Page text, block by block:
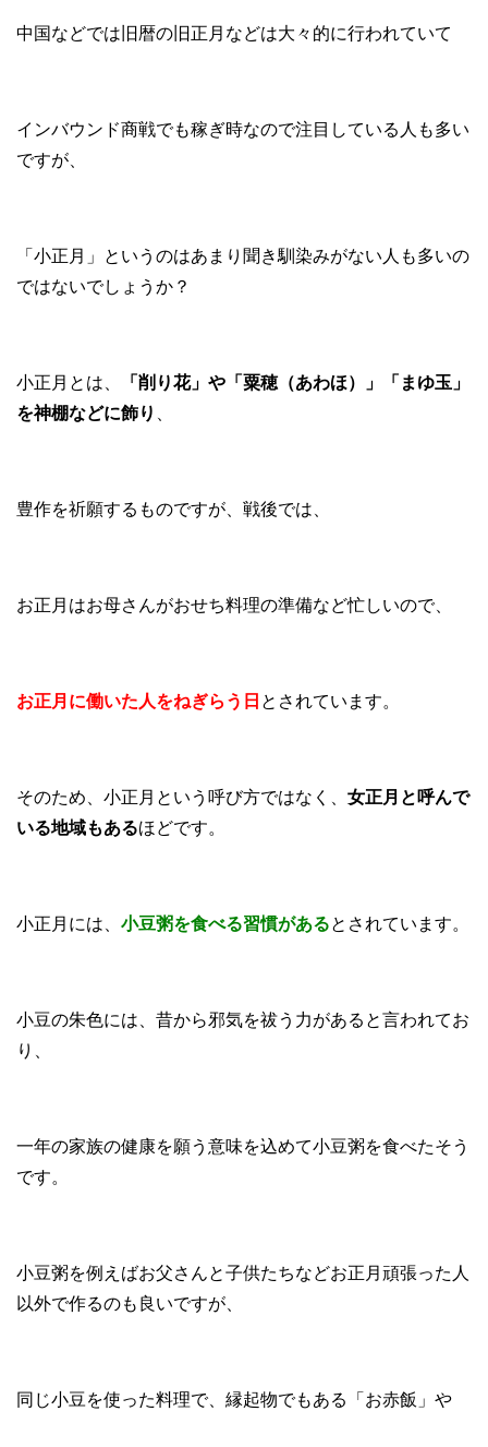
中国などでは旧暦の旧正月などは大々的に行われていて
インバウンド商戦でも稼ぎ時なので注目している人も多い
ですが、
「小正月」というのはあまり聞き馴染みがない人も多いの
ではないでしょうか？
小正月とは、
「削り花」や「粟穂（あわほ）」「まゆ玉」
を神棚などに飾り
豊作を祈願するものですが、戦後では、
お正月はお母さんがおせち料理の準備など忙しいので、
お正月に働いた人をねぎらう日 とされています。
そのため、小正月という呼び方ではなく、 女正月と呼んで
いる地域もあるほどです。
小正月には、 小豆粥を食べる習慣があるとされています。
小豆の朱色には、昔から邪気を祓う力があると言われてお
り、
一年の家族の健康を願う意味を込めて小豆粥を食べたそう
です。
小豆粥を例えばお父さんと子供たちなどお正月頑張った人
以外で作るのも良いですが、
同じ小豆を使った料理で、縁起物でもある「お赤飯」や